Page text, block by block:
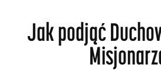
Jak podjąć